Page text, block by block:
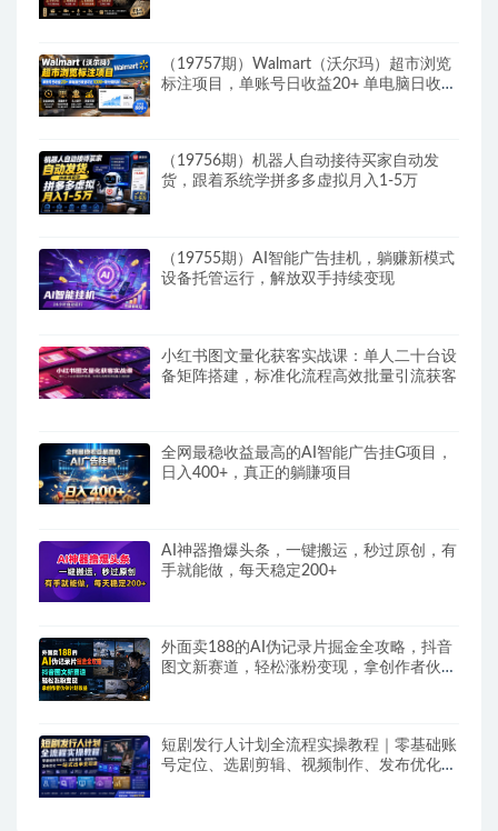
（19757期）Walmart（沃尔玛）超市浏览
标注项目，单账号日收益20+ 单电脑日收益
（19756期）机器人自动接待买家自动发
货，跟着系统学拼多多虚拟月入1-5万
（19755期）AI智能广告挂机，躺赚新模式
设备托管运行，解放双手持续变现
小红书图文量化获客实战课：单人二十台设
备矩阵搭建，标准化流程高效批量引流获客
全网最稳收益最高的AI智能广告挂G项目，
日入400+，真正的躺賺项目
AI神器撸爆头条，一键搬运，秒过原创，有
手就能做，每天稳定200+
外面卖188的AI伪记录片掘金全攻略，抖音
图文新赛道，轻松涨粉变现，拿创作者伙伴
短剧发行人计划全流程实操教程｜零基础账
号定位、选剧剪辑、视频制作、发布优化一